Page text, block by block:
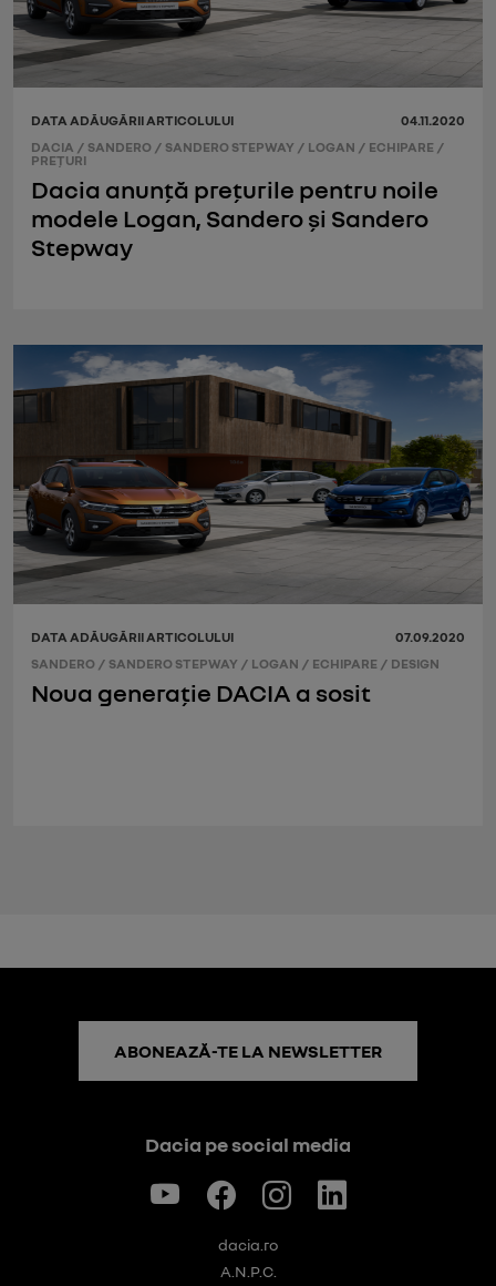
DATA ADĂUGĂRII ARTICOLULUI
04.11.2020
DACIA / SANDERO / SANDERO STEPWAY / LOGAN / ECHIPARE /
PREŢURI
Dacia anunță prețurile pentru noile
modele Logan, Sandero și Sandero
Stepway
DATA ADĂUGĂRII ARTICOLULUI
07.09.2020
SANDERO / SANDERO STEPWAY / LOGAN / ECHIPARE / DESIGN
Noua generație DACIA a sosit
ABONEAZĂ-TE LA NEWSLETTER
Dacia pe social media
dacia.ro
A.N.P.C.